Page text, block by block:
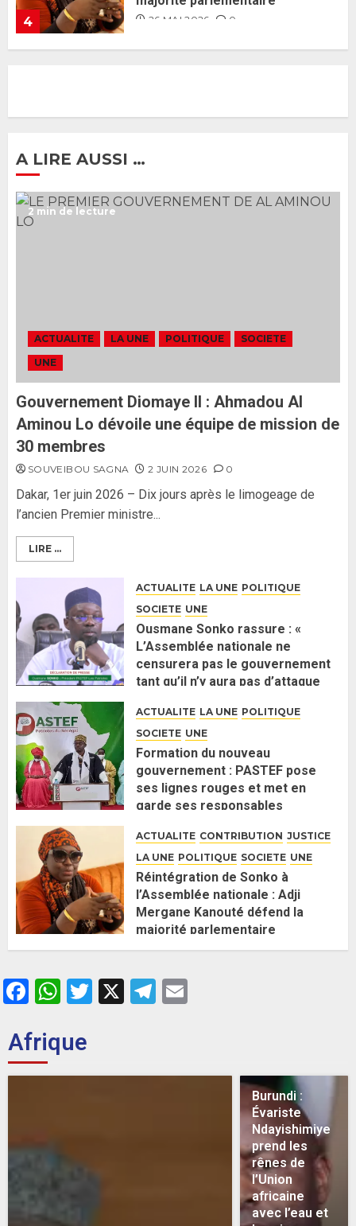
5
26 MAI 2026 0
Ousmane Sonko rassure : «
3
gouvernement : PASTEF pose
A LIRE AUSSI …
2 min de lecture
ACTUALITE LA UNE POLITIQUE
SOCIETE
UNE
Gouvernement Diomaye II : Ahmadou Al
Aminou Lo dévoile une équipe de mission de
30 membres
SOUVEIBOU SAGNA 2 JUIN 2026 0
Dakar, 1er juin 2026 – Dix jours après le limogeage de
l’ancien Premier ministre...
LIRE ...
ACTUALITE LA UNE POLITIQUE
SOCIETE UNE
Ousmane Sonko rassure : «
L’Assemblée nationale ne
censurera pas le gouvernement
tant qu’il n’y aura pas d’attaque
2 JUIN 2026 0
ACTUALITE LA UNE POLITIQUE
SOCIETE UNE
Formation du nouveau
gouvernement : PASTEF pose
ses lignes rouges et met en
garde ses responsables
ACTUALITE CONTRIBUTION JUSTICE
LA UNE POLITIQUE SOCIETE UNE
Réintégration de Sonko à
l’Assemblée nationale : Adji
Mergane Kanouté défend la
majorité parlementaire
26 MAI 2026 0
Facebook
WhatsApp
Twitter
X Telegram
Afrique
Burundi :
Évariste
Ndayishimiye
prend les
rênes de
l’Union
africaine
avec l’eau et